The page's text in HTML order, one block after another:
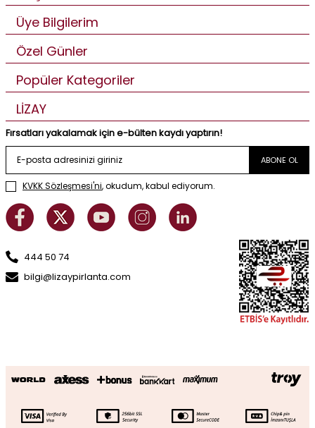
Üye Bilgilerim
Özel Günler
Popüler Kategoriler
LİZAY
Fırsatları yakalamak için e-bülten kaydı yaptırın!
ABONE OL
KVKK Sözleşmesi'ni, okudum, kabul ediyorum.
444 50 74
bilgi@lizaypirlanta.com